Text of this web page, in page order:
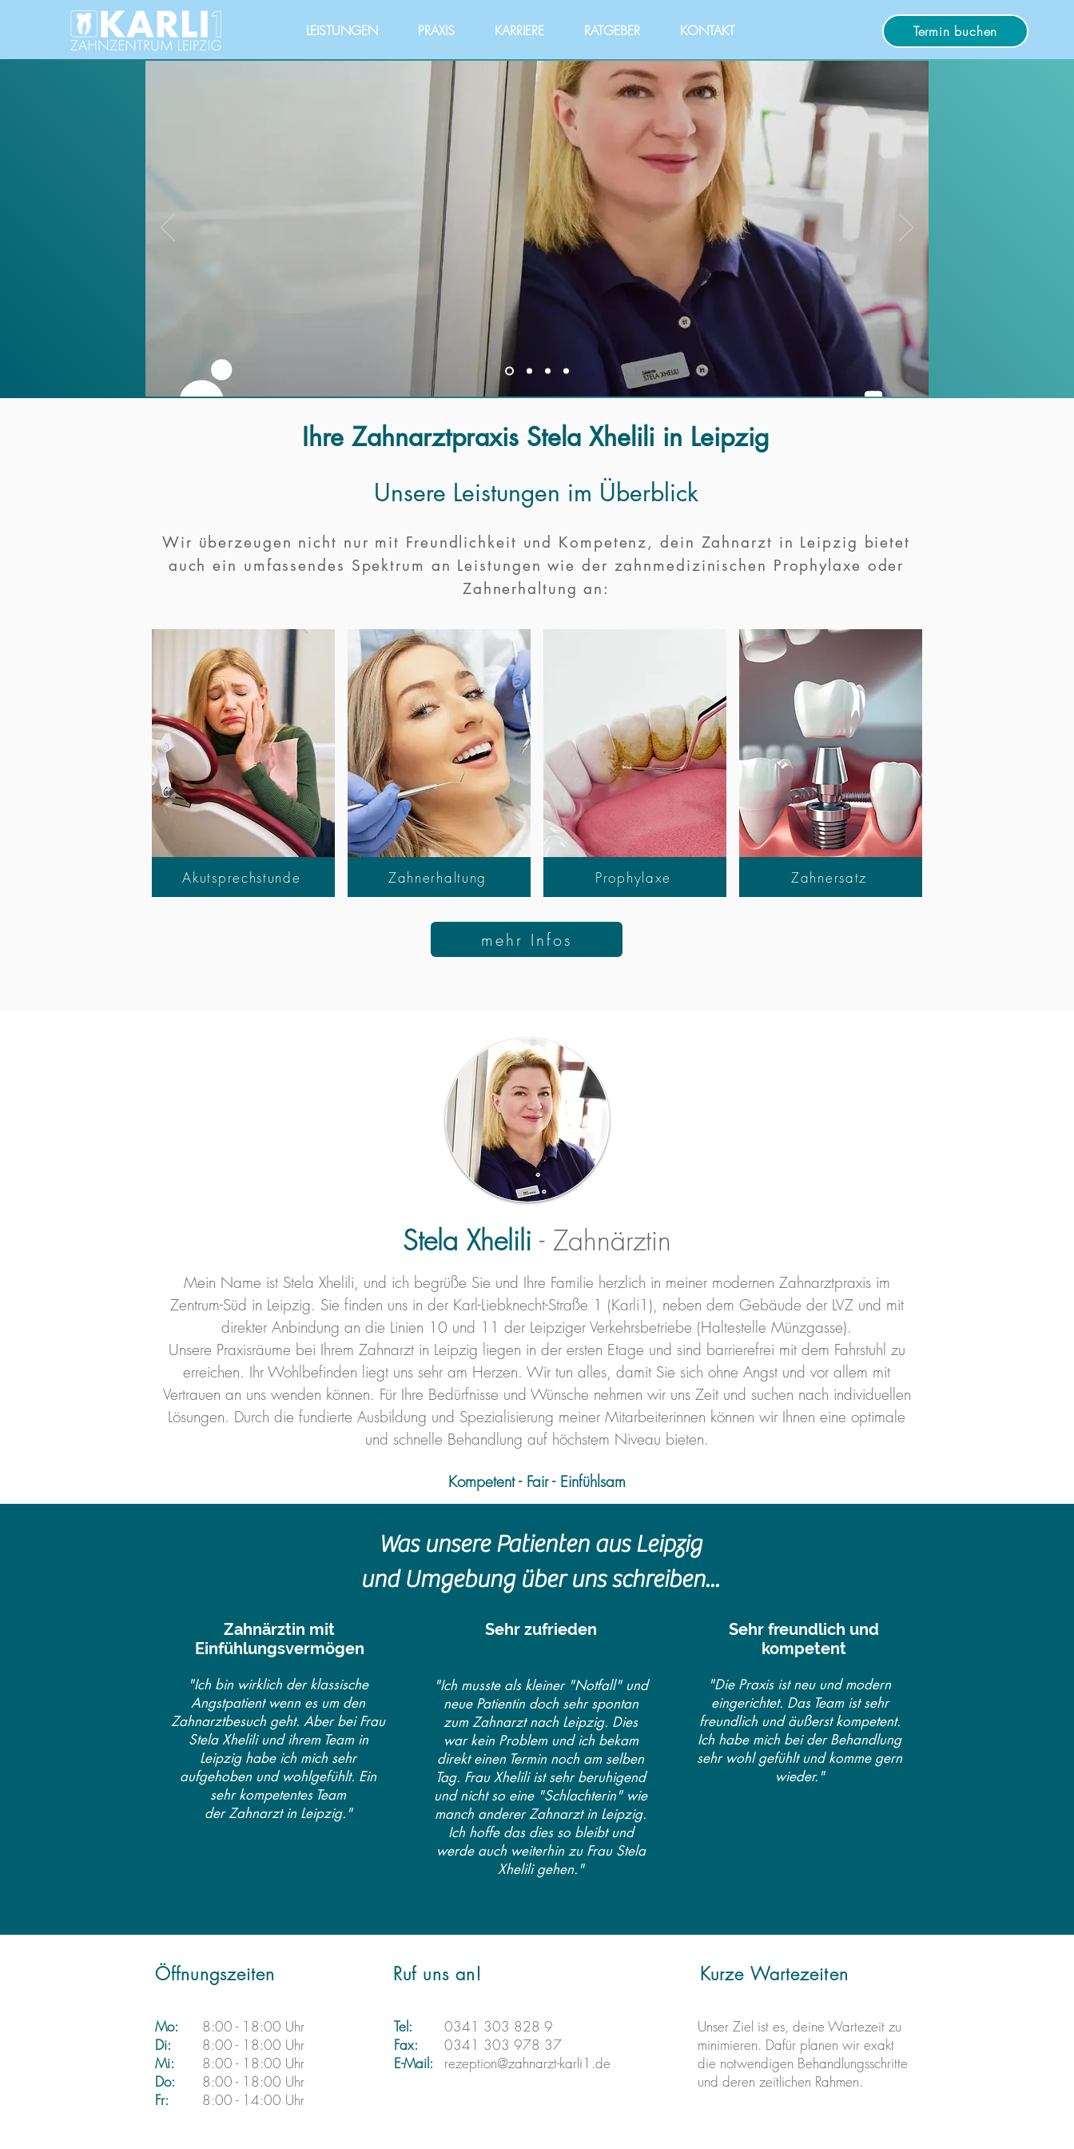
LEISTUNGEN PRAXIS KARRIERE RATGEBER KONTAKT Termin buchen
Ihre Zahnarztpraxis Stela Xhelili in Leipzig
Unsere Leistungen im Überblick
Wir überzeugen nicht nur mit Freundlichkeit und Kompetenz, dein Zahnarzt in Leipzig bietet
auch ein umfassendes Spektrum an Leistungen wie der zahnmedizinischen Prophylaxe oder
Zahnerhaltung an:
Akutsprechstunde Zahnerhaltung Prophylaxe Zahnersatz
mehr Infos
Stela Xhelili - Zahnärztin
Mein Name ist Stela Xhelili, und ich begrüße Sie und Ihre Familie herzlich in meiner modernen Zahnarztpraxisim
Zentrum-Süd in Leipzig. Sie finden uns in der Karl-Liebknecht-Straße 1 (Karli1), neben dem Gebäude der LVZ und mit
direkter Anbindung an die Linien 10 und 11 der Leipziger Verkehrsbetriebe (Haltestelle Münzgasse).
Unsere Praxisräume bei Ihrem Zahnarzt in Leipzig liegen in der ersten Etage und sind barrierefrei mit dem Fahrstuhl zu
erreichen. Ihr Wohlbefinden liegt uns sehr am Herzen. Wir tun alles, damit Sie sich ohne Angst und vor allem mit
Vertrauen an uns wenden können. Für Ihre Bedürfnisse und Wünsche nehmen wir uns Zeit und suchen nach individuellen
Lösungen. Durch die fundierte Ausbildung und Spezialisierung meiner Mitarbeiterinnen können wir Ihnen eine optimale
und schnelle Behandlung auf höchstem Niveau bieten.
Kompetent - Fair - Einfühlsam
Was unsere Patienten aus Leipzig
und Umgebung über uns schreiben...
Zahnärztin mit
Einfühlungsvermögen
"Ich bin wirklich der klassische
Angstpatient wenn es um den
Zahnarztbesuch geht. Aber bei Frau
Stela Xhelili und ihrem Team in
Leipzig habe ich mich sehr
aufgehoben und wohlgefühlt. Ein
sehr kompetentes Team
der Zahnarzt in Leipzig."
Sehr zufrieden
"Ich musste als kleiner "Notfall" und
neue Patientin doch sehr spontan
zum Zahnarzt nach Leipzig. Dies
war kein Problem und ich bekam
direkt einen Termin noch am selben
Tag. Frau Xhelili ist sehr beruhigend
und nicht so eine "Schlachterin" wie
manch anderer Zahnarzt in Leipzig.
Ich hoffe das dies so bleibt und
werde auch weiterhin zu Frau Stela
Xhelili gehen."
Sehr freundlich und
kompetent
"Die Praxis ist neu und modern
eingerichtet. Das Team ist sehr
freundlich und äußerst kompetent.
Ich habe mich bei der Behandlung
sehr wohl gefühlt und komme gern
wieder."
Öffnungszeiten Ruf uns an!
Mo:
Di:
Mi:
Do:
Fr:
8:00 - 18:00 Uhr
8:00 - 18:00 Uhr
8:00 - 18:00 Uhr
8:00 - 18:00 Uhr
8:00 - 14:00 Uhr
Tel:
Fax:
E-Mail:
0341 303 828 9
0341 303 978 37
rezeption@zahnarzt-karli1.de
Kurze Wartezeiten
Unser Ziel ist es, deine Wartezeit zu
minimieren. Dafür planen wir exakt
die notwendigen Behandlungsschritte
und deren zeitlichen Rahmen.